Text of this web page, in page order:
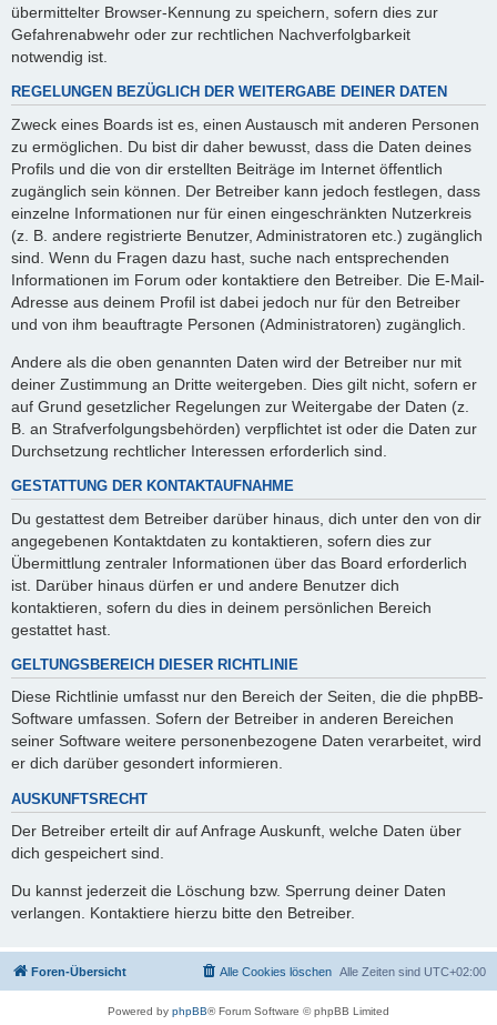
übermittelter Browser-Kennung zu speichern, sofern dies zur
Gefahrenabwehr oder zur rechtlichen Nachverfolgbarkeit
notwendig ist.
REGELUNGEN BEZÜGLICH DER WEITERGABE DEINER DATEN
Zweck eines Boards ist es, einen Austausch mit anderen Personen
zu ermöglichen. Du bist dir daher bewusst, dass die Daten deines
Profils und die von dir erstellten Beiträge im Internet öffentlich
zugänglich sein können. Der Betreiber kann jedoch festlegen, dass
einzelne Informationen nur für einen eingeschränkten Nutzerkreis
(z. B. andere registrierte Benutzer, Administratoren etc.) zugänglich
sind. Wenn du Fragen dazu hast, suche nach entsprechenden
Informationen im Forum oder kontaktiere den Betreiber. Die E-Mail-
Adresse aus deinem Profil ist dabei jedoch nur für den Betreiber
und von ihm beauftragte Personen (Administratoren) zugänglich.
Andere als die oben genannten Daten wird der Betreiber nur mit
deiner Zustimmung an Dritte weitergeben. Dies gilt nicht, sofern er
auf Grund gesetzlicher Regelungen zur Weitergabe der Daten (z.
B. an Strafverfolgungsbehörden) verpflichtet ist oder die Daten zur
Durchsetzung rechtlicher Interessen erforderlich sind.
GESTATTUNG DER KONTAKTAUFNAHME
Du gestattest dem Betreiber darüber hinaus, dich unter den von dir
angegebenen Kontaktdaten zu kontaktieren, sofern dies zur
Übermittlung zentraler Informationen über das Board erforderlich
ist. Darüber hinaus dürfen er und andere Benutzer dich
kontaktieren, sofern du dies in deinem persönlichen Bereich
gestattet hast.
GELTUNGSBEREICH DIESER RICHTLINIE
Diese Richtlinie umfasst nur den Bereich der Seiten, die die phpBB-
Software umfassen. Sofern der Betreiber in anderen Bereichen
seiner Software weitere personenbezogene Daten verarbeitet, wird
er dich darüber gesondert informieren.
AUSKUNFTSRECHT
Der Betreiber erteilt dir auf Anfrage Auskunft, welche Daten über
dich gespeichert sind.
Du kannst jederzeit die Löschung bzw. Sperrung deiner Daten
verlangen. Kontaktiere hierzu bitte den Betreiber.
Foren-Übersicht Alle Zeiten sind UTC+02:00
Alle Cookies löschen
Powered by phpBB® Forum Software © phpBB Limited